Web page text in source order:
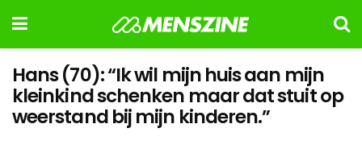
Hans (70): “Ik wil mijn huis aan mijn
kleinkind schenken maar dat stuit op
weerstand bij mijn kinderen.”